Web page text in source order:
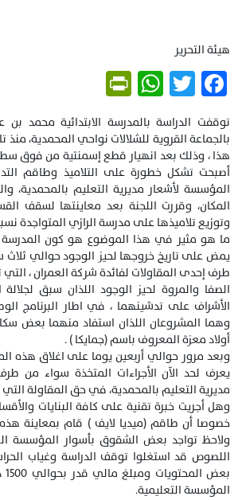
هيئة التحرير
Facebook
Twitter
WhatsApp
توقفت الدراسة بالمدرسة الابتدائية محمد بن
هذا ، وذلك بعد انهيار قطع إسمنتية من فوق
أصبحت تشكل خطورة على التلاميذ وطاقم
المؤسسة لأشعار مديرية التعليم بالمحمدية،
المكان، وقررت اللجنة بعد معاينتها لسقف
وتوزيع تلاميذها على مدرسة الرازي المتواجدة
ما هو مثير في هذا الموضوع هو كون المدرسة
يمض على تاريخ خروجها لحيز الوجود حوالي
طرف إحدى المقاولات لفائدة شركة العمران ،
الصفا والمروة لحيز الوجود اللذان سبق
الأشراف على تدشينهما ، في اطار البرنامج
أولاد معزة المعروف باسم (جمايكا ) .
وبعد مرور حوالي أربعين يوما على اغلاق هذه
يعرف لحد الآن الأجراءات المتخذة سواء من
مديرية التعليم بالمحمدية، في حق المقاولة
وهل أجريت خبرة تقنية على كافة البنايات
خصوصا أن طاقم (ميديا لايف ) قام بمعاينة
ولاحظ تواجد بعض الشقوق بأسوار المؤسسة
اللصوص قد استغلوا توقف الدراسة وغياب
المؤسسة التعليمية.